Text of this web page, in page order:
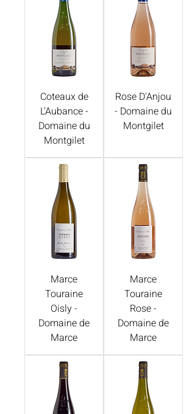
Rose D'Anjou
- Domaine du
Montgilet
Coteaux de
L'Aubance -
Domaine du
Montgilet
Marce
Touraine
Rose -
Domaine de
Marce
Marce
Touraine
Oisly -
Domaine de
Marce